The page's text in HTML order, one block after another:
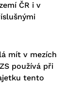
ČR i v
mít v mezích
používá při
tento